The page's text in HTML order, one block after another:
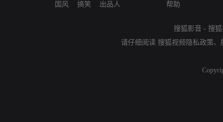
国风
搞笑
出品人
帮助
搜狐影音 - 搜
请仔细阅读 搜狐视频隐私政策、